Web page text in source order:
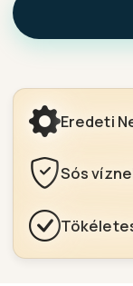
Eredeti
Sós